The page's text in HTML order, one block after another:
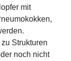
mit
Strukturen
noch nicht